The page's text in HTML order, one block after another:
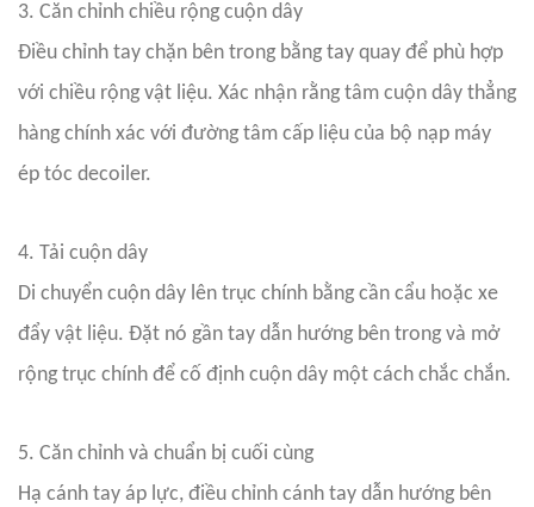
3. Căn chỉnh chiều rộng cuộn dây
Điều chỉnh tay chặn bên trong bằng tay quay để phù hợp
với chiều rộng vật liệu. Xác nhận rằng tâm cuộn dây thẳng
hàng chính xác với đường tâm cấp liệu của bộ nạp máy
ép tóc decoiler.
4. Tải cuộn dây
Di chuyển cuộn dây lên trục chính bằng cần cẩu hoặc xe
đẩy vật liệu. Đặt nó gần tay dẫn hướng bên trong và mở
rộng trục chính để cố định cuộn dây một cách chắc chắn.
5. Căn chỉnh và chuẩn bị cuối cùng
Hạ cánh tay áp lực, điều chỉnh cánh tay dẫn hướng bên